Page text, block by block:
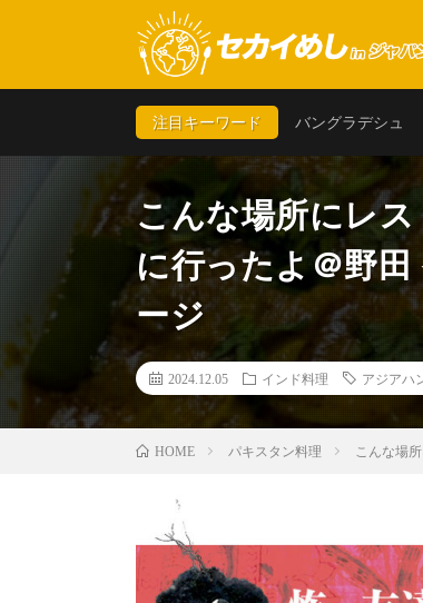
注目キーワード バングラデシュ
こんな場所にレ
に行ったよ＠野
ージ
2024.12.05 インド料理 アジアハ
HOME パキスタン料理 こんな場